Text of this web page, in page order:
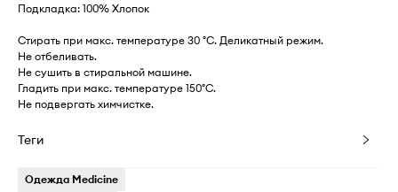
Подкладка: 100% Хлопок
Стирать при макс. температуре 30 °C. Деликатный режим.
Не отбеливать.
Не сушить в стиральной машине.
Гладить при макс. температуре 150°C.
Не подвергать химчистке.
Теги
Одежда Medicine